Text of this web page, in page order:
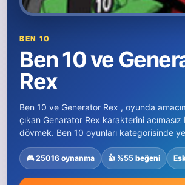
BEN 10
Ben 10 ve
Rex
Ben 10 ve Generator Rex , oyunda
çıkan Genarator Rex karakterini
dövmek. Ben 10 oyunları kategorisinde
🎮 25016 oynanma 👍 %55 beğeni